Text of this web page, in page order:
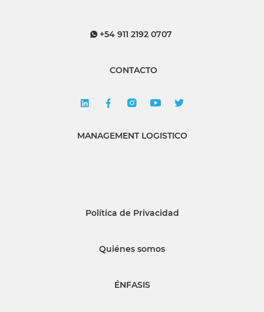
+54 911 2192 0707
CONTACTO
MANAGEMENT LOGISTICO
Política de Privacidad
Quiénes somos
ÉNFASIS